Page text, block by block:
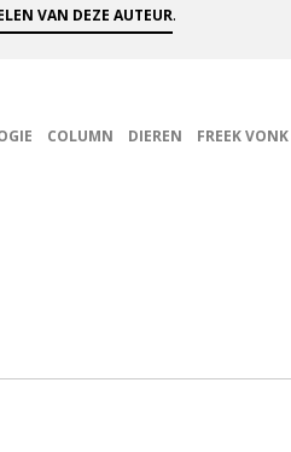
VAN DEZE AUTEUR.
COLUMN DIEREN FREEK VONK